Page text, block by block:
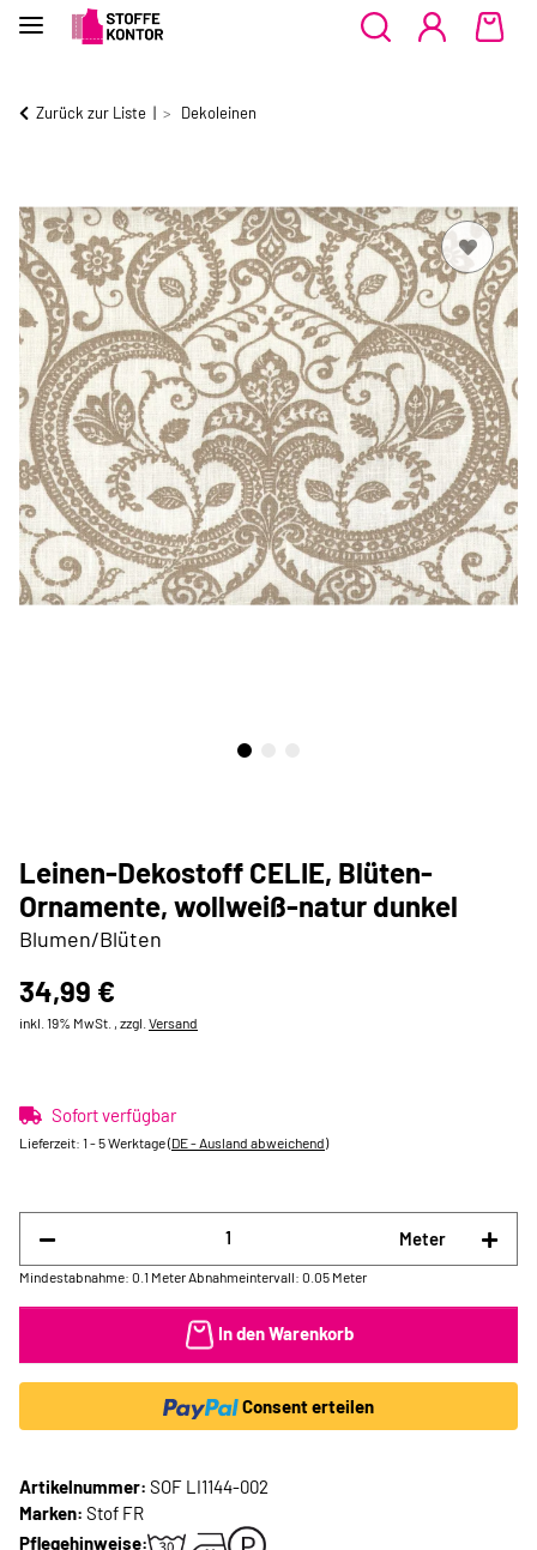
Zurück zur Liste Dekoleinen
Leinen-Dekostoff CELIE, Blüten-
Ornamente, wollweiß-natur dunkel
Blumen/Blüten
34,99 €
inkl. 19% MwSt. , zzgl. Versand
Sofort verfügbar
Lieferzeit: 1 - 5 Werktage(DE - Ausland abweichend)
Meter
Mindestabnahme: 0.1 Meter Abnahmeintervall: 0.05 Meter
In den Warenkorb
Consent erteilen
Artikelnummer: SOF LI1144-002
Marken: Stof FR
Pflegehinweise: